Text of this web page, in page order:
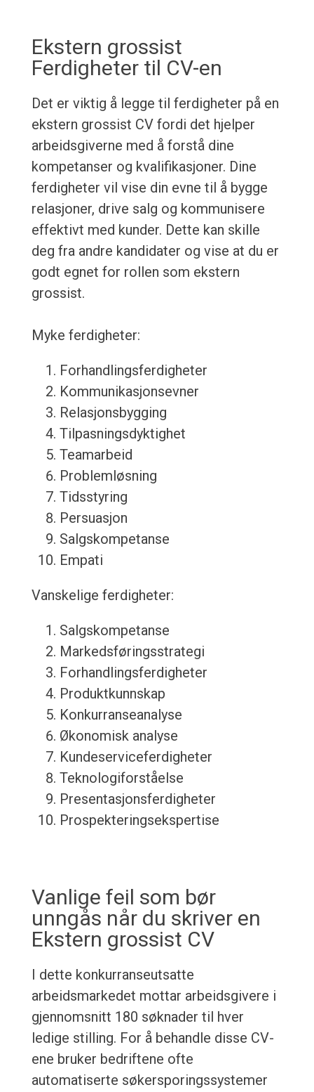
Ekstern grossist
Ferdigheter til CV-en
Det er viktig å legge til ferdigheter på en
ekstern grossist CV fordi det hjelper
arbeidsgiverne med å forstå dine
kompetanser og kvalifikasjoner. Dine
ferdigheter vil vise din evne til å bygge
relasjoner, drive salg og kommunisere
effektivt med kunder. Dette kan skille
deg fra andre kandidater og vise at du er
godt egnet for rollen som ekstern
grossist.
Myke ferdigheter:
Forhandlingsferdigheter
Kommunikasjonsevner
Relasjonsbygging
Tilpasningsdyktighet
Teamarbeid
Problemløsning
Tidsstyring
Persuasjon
Salgskompetanse
Empati
Vanskelige ferdigheter:
Salgskompetanse
Markedsføringsstrategi
Forhandlingsferdigheter
Produktkunnskap
Konkurranseanalyse
Økonomisk analyse
Kundeserviceferdigheter
Teknologiforståelse
Presentasjonsferdigheter
Prospekteringsekspertise
Vanlige feil som bør
unngås når du skriver en
Ekstern grossist CV
I dette konkurranseutsatte
arbeidsmarkedet mottar arbeidsgivere i
gjennomsnitt 180 søknader til hver
ledige stilling. For å behandle disse CV-
ene bruker bedriftene ofte
automatiserte søkersporingssystemer